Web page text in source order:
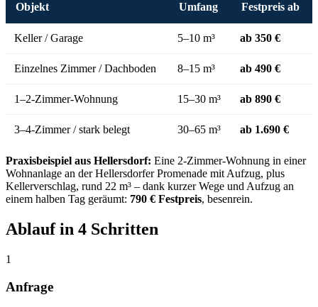
Objekt Umfang Festpreis ab
Keller / Garage 5–10 m³ ab 350 €
Einzelnes Zimmer / Dachboden 8–15 m³ ab 490 €
1–2-Zimmer-Wohnung 15–30 m³ ab 890 €
3–4-Zimmer / stark belegt 30–65 m³ ab 1.690 €
Praxisbeispiel aus Hellersdorf: Eine 2-Zimmer-Wohnung in einer
Wohnanlage an der Hellersdorfer Promenade mit Aufzug, plus
Kellerverschlag, rund 22 m³ – dank kurzer Wege und Aufzug an
einem halben Tag geräumt: 790 € Festpreis, besenrein.
Ablauf in 4 Schritten
1
Anfrage